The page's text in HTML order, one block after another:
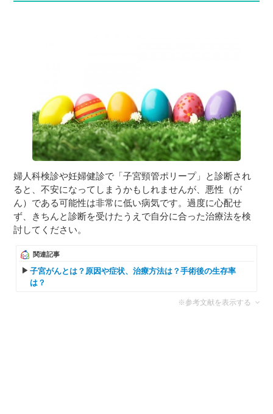
婦人科検診や妊婦健診で「子宮頸管ポリープ」と診断され
ると、不安になってしまうかもしれませんが、悪性（が
ん）である可能性は非常に低い病気です。過度に心配せ
ず、きちんと診断を受けたうえで自分に合った治療法を検
討してください。
関連記事
子宮がんとは？原因や症状、治療方法は？手術後の生存率
は？
※参考文献を表示する